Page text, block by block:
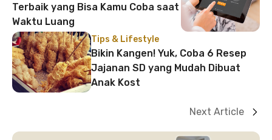
Terbaik yang Bisa Kamu Coba saat
Waktu Luang
Tips & Lifestyle
Bikin Kangen! Yuk, Coba 6 Resep
Jajanan SD yang Mudah Dibuat
Anak Kost
Next Article